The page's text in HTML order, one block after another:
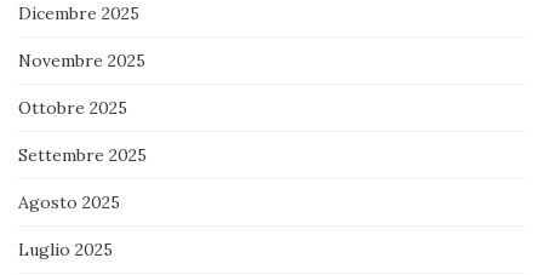
Dicembre 2025
Novembre 2025
Ottobre 2025
Settembre 2025
Agosto 2025
Luglio 2025